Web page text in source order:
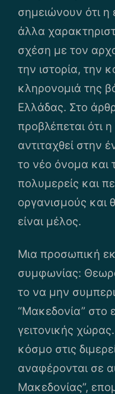
σημειώνουν ότι
άλλα
σχέση με τον
την ιστορία, την
κληρονομιά της
Ελλάδας. Στο
προβλέπεται ότι
αντιταχθεί στην
το νέο όνομα και
πολυμερείς και
οργανισμούς και
είναι μέλος.
Μια προσωπική
συμφωνίας:
το να μην
“Μακεδονία” στο
γειτονικής
κόσμο στις
αναφέρονται σε
Μακεδονίας”,